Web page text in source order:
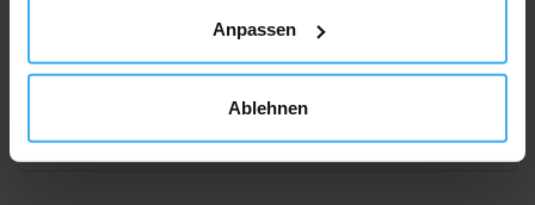
Anpassen
Ablehnen